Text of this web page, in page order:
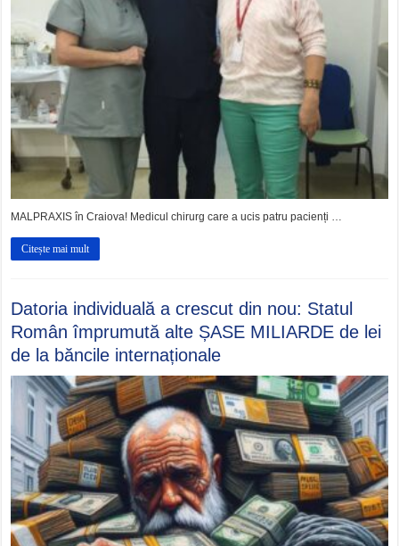
MALPRAXIS în Craiova! Medicul chirurg care a ucis patru pacienți …
Citește mai mult
Datoria individuală a crescut din nou: Statul
Român împrumută alte ȘASE MILIARDE de lei
de la băncile internaționale